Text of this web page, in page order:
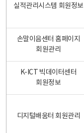
실적관리시스템 회원정보
손말이음센터 홈페이지
회원관리
K-ICT 빅데이터센터
회원정보
디지털배움터 회원관리